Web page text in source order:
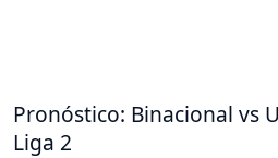
Pronóstico: Binacional vs
Liga 2